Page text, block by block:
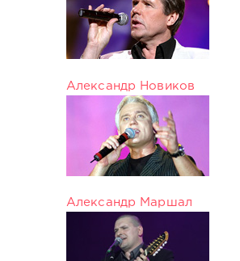
Александр Новиков
Александр Маршал